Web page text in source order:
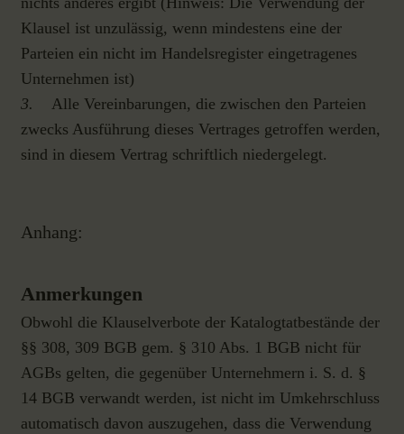
Klausel ist unzulässig, wenn mindestens eine der
Parteien ein nicht im Handelsregister eingetragenes
Unternehmen ist)
3.
Alle Vereinbarungen, die zwischen den Parteien
zwecks Ausführung dieses Vertrages getroffen werden,
sind in diesem Vertrag schriftlich niedergelegt.
Anhang:
Anmerkungen
Obwohl die Klauselverbote der Katalogtatbestände der
§§ 308, 309 BGB gem. § 310 Abs. 1 BGB nicht für
AGBs gelten, die gegenüber Unternehmern i. S. d. §
14 BGB verwandt werden, ist nicht im Umkehrschluss
automatisch davon auszugehen, dass die Verwendung